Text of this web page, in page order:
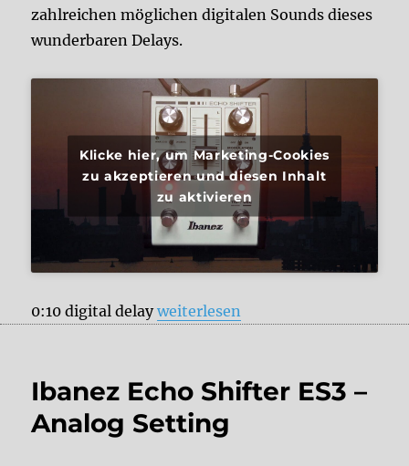
zahlreichen möglichen digitalen Sounds dieses
wunderbaren Delays.
Klicke hier, um Marketing-Cookies
zu akzeptieren und diesen Inhalt
zu aktivieren
0:10 digital delay„Ibanez Echo Shifter ES3 –
weiterlesen
Ibanez Echo Shifter ES3 –
Analog Setting